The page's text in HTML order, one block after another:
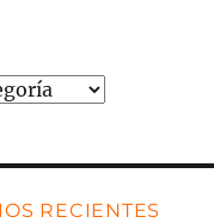
RECIENTES